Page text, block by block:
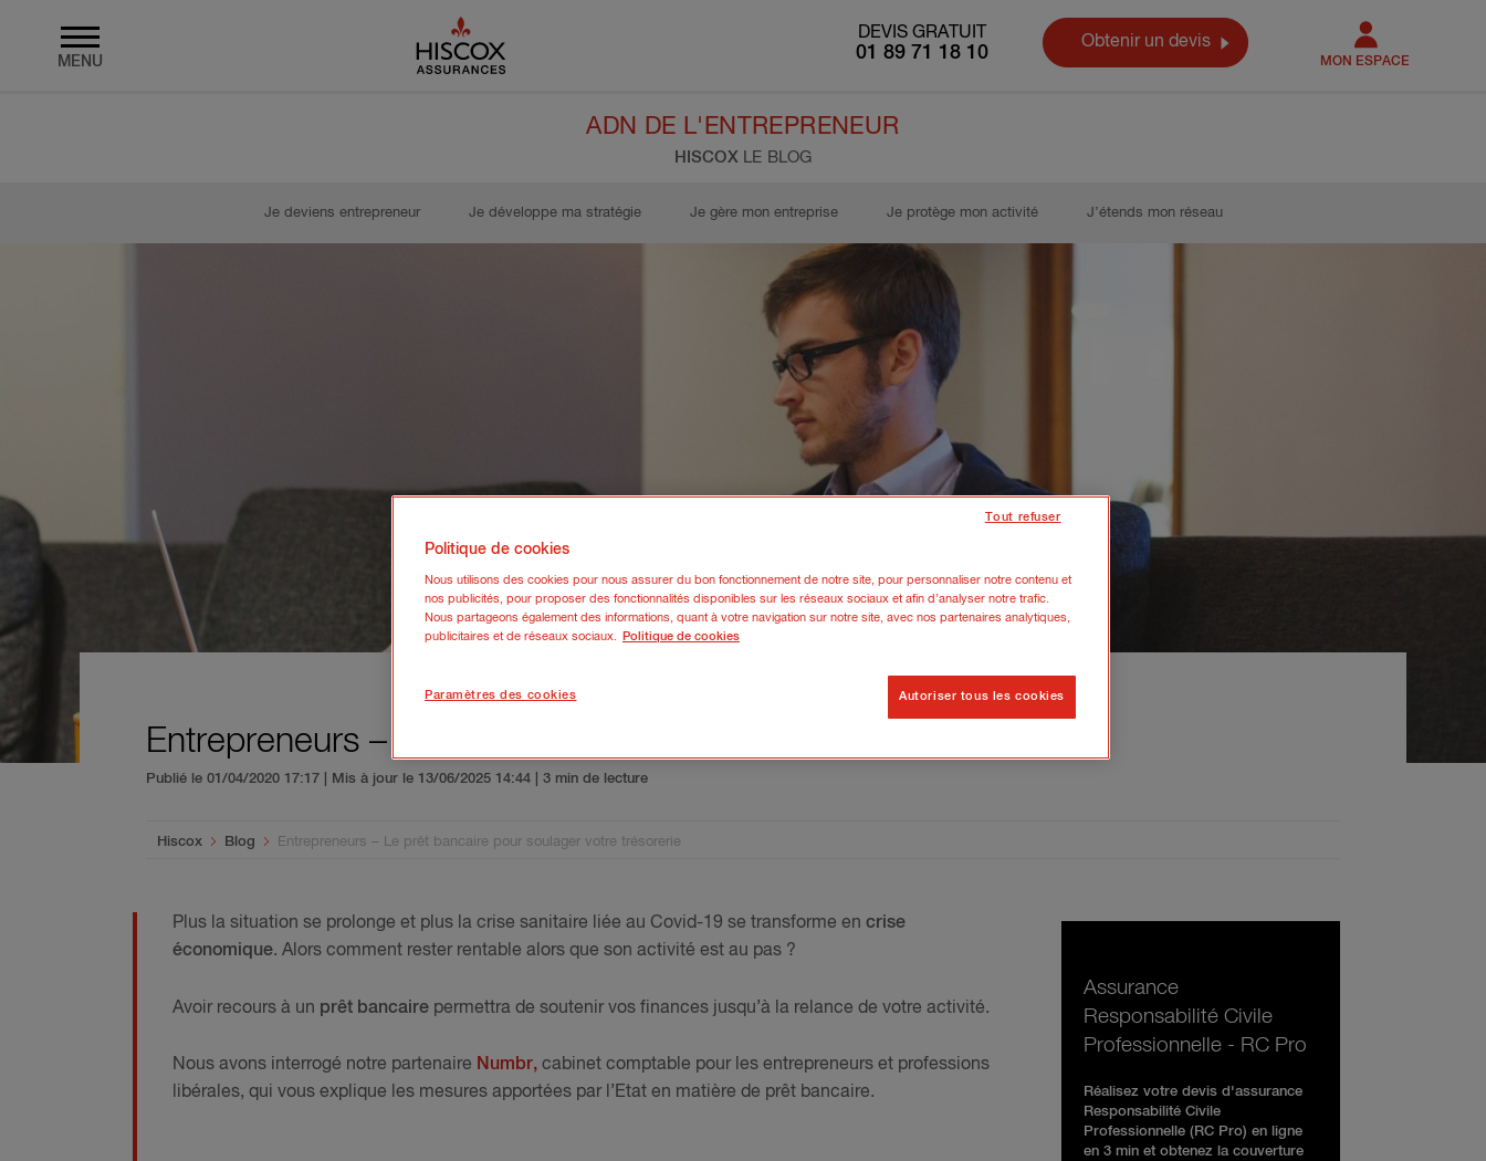
MENU
DEVIS GRATUIT
01 89 71 18 10
Obtenir un devis
MON ESPACE
ADN DE L'ENTREPRENEUR
HISCOX LE BLOG
Je deviens entrepreneur Je développe ma stratégie Je gère mon entreprise Je protège mon activité J’étends mon réseau
Entrepreneurs – Le prêt bancaire pour soulager votre trésorerie
Publié le 01/04/2020 17:17 | Mis à jour le 13/06/2025 14:44 | 3 min de lecture
You are here:
Hiscox Blog Entrepreneurs – Le prêt bancaire pour soulager votre trésorerie
Plus la situation se prolonge et plus la crise sanitaire liée au Covid-19 se transforme en crise
économique. Alors comment rester rentable alors que son activité est au pas ?
Avoir recours à un prêt bancaire permettra de soutenir vos finances jusqu’à la relance de votre activité.
Nous avons interrogé notre partenaire Numbr, cabinet comptable pour les entrepreneurs et professions
libérales, qui vous explique les mesures apportées par l’Etat en matière de prêt bancaire.
Assurance
Responsabilité Civile
Professionnelle - RC Pro
Réalisez votre devis d'assurance
Responsabilité Civile
Professionnelle (RC Pro) en ligne
en 3 min et obtenez la couverture
Politique de cookies
Nous utilisons des cookies pour nous assurer du bon fonctionnement de notre site, pour personnaliser notre contenu et
nos publicités, pour proposer des fonctionnalités disponibles sur les réseaux sociaux et afin d’analyser notre trafic.
Nous partageons également des informations, quant à votre navigation sur notre site, avec nos partenaires analytiques,
publicitaires et de réseaux sociaux. Politique de cookies
Paramètres des cookies
Tout refuser
Autoriser tous les cookies